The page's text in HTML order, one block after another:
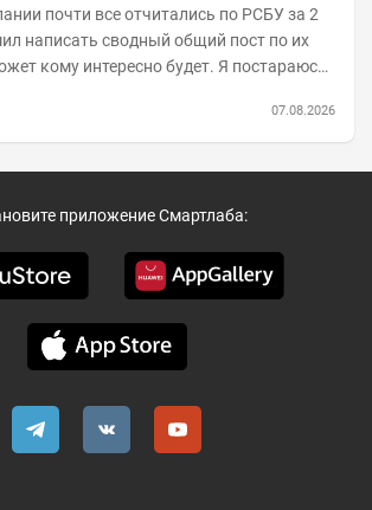
почти все отчитались по РСБУ за 2
написать сводный общий пост по их
интересно будет. Я постараюсь
07.08.2026
приложение Смартлаба: